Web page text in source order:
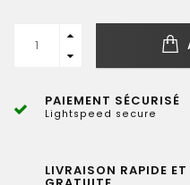
PAIEMENT SÉCURISÉ
Lightspeed secure
LIVRAISON RAPIDE ET